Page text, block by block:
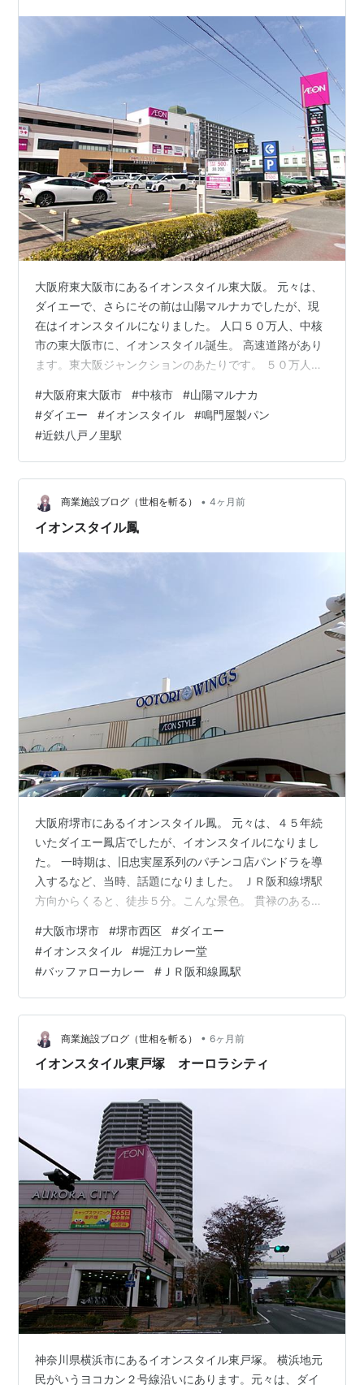
大阪府東大阪市にあるイオンスタイル東大阪。 元々は、
ダイエーで、さらにその前は山陽マルナカでしたが、現
在はイオンスタイルになりました。 人口５０万人、中核
市の東大阪市に、イオンスタイル誕生。 高速道路があり
ます。東大阪ジャンクションのあたりです。 ５０万人都
駅前と鴻池にイオンがあるが、そちらはイオンスタイル
ではないので、東大阪市初ということになる。 冷コーと
パン。 ハムカツとポテトサラダがはいったサンドイッ
チ。 鳴門屋製パンです。大阪のパンメーカーです。 最寄
駅は、近鉄奈良線になります。 近鉄でも、ゲーム感覚の
企画開催中。君のひらめきと推理で謎…
#大阪府東大阪市 #中核市 #山陽マルナカ
#ダイエー #イオンスタイル #鳴門屋製パン
#近鉄八戸ノ里駅
商業施設ブログ（世相を斬る） • 4ヶ月前
イオンスタイル鳳
大阪府堺市にあるイオンスタイル鳳。 元々は、４５年続
いたダイエー鳳店でしたが、イオンスタイルになりまし
た。 一時期は、旧忠実屋系列のパチンコ店パンドラを導
入するなど、当時、話題になりました。 ＪＲ阪和線堺駅
方向からくると、徒歩５分。こんな景色。 貫禄のあるマ
と、堀江カレー堂とあります。堀江、難波、本町、そし
て鳳にあります。 バッファローカレーが名物のようで
す。コロッケカレーにしました。盛り付け方がなんとな
く、関西風か。 鳳の位置関係。大阪からは、なんか遠い
印象、日根野とか和歌山にも近いか？。 ＪＲ鳳駅。さ
て、なんでもトランプ米国大統領、ローマ…
#大阪市堺市 #堺市西区 #ダイエー
#イオンスタイル #堀江カレー堂
#バッファローカレー # ＪＲ阪和線鳳駅
商業施設ブログ（世相を斬る） • 6ヶ月前
イオンスタイル東戸塚 オーロラシティ
神奈川県横浜市にあるイオンスタイル東戸塚。 横浜地元
民がいうヨコカン２号線沿いにあります。元々は、ダイ